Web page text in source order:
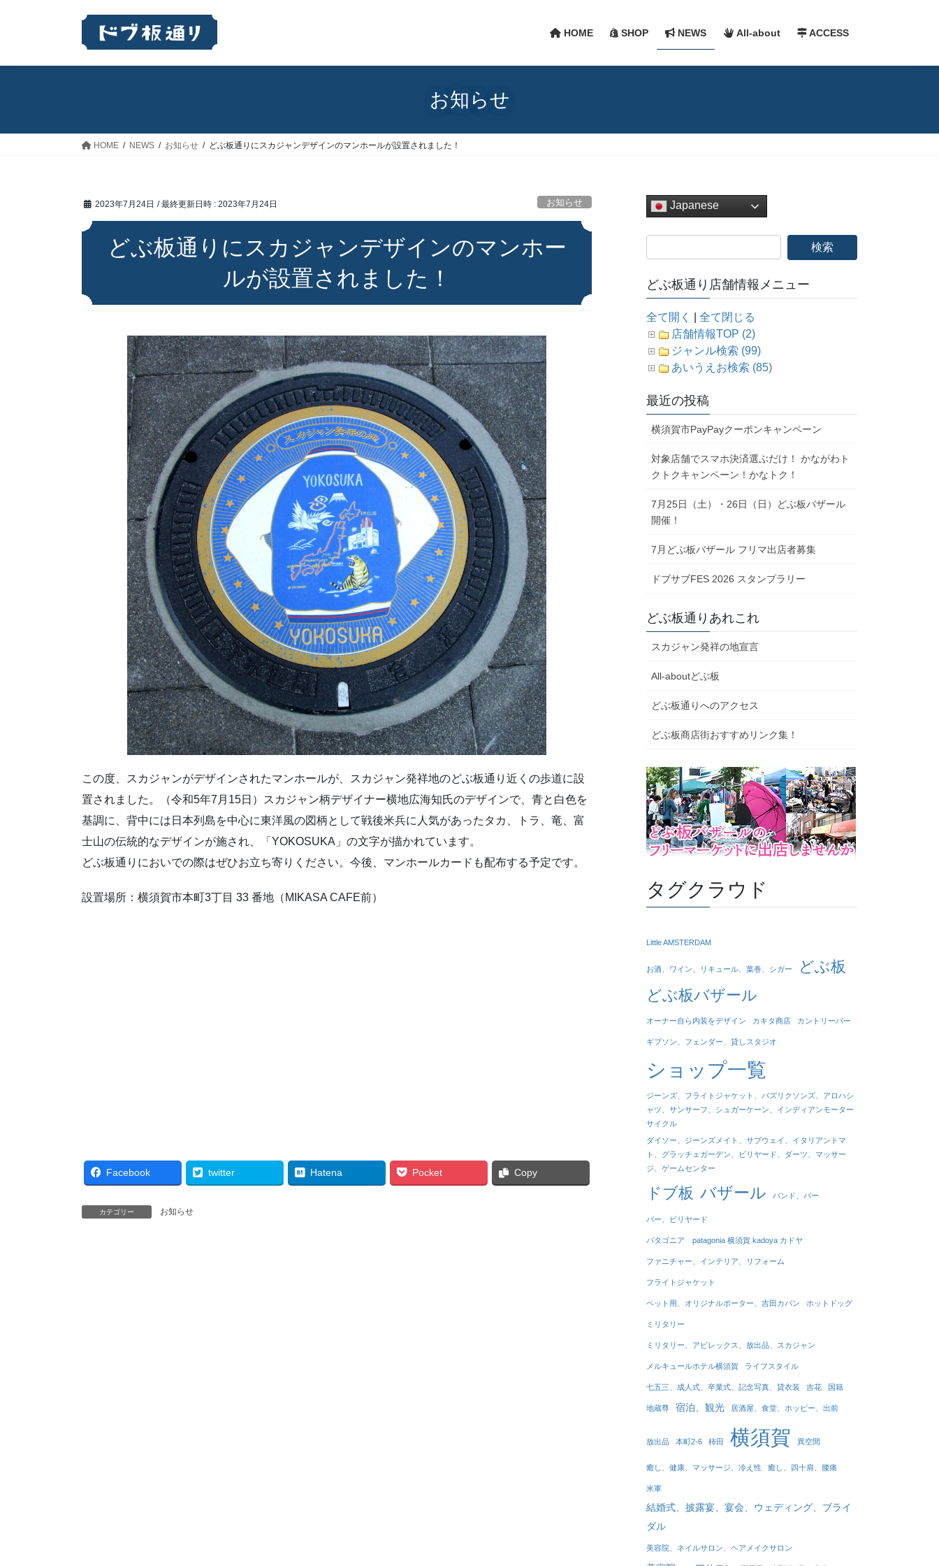
HOME SHOP NEWS All-about ACCESS
お知らせ
HOME NEWS お知らせ どぶ板通りにスカジャンデザインのマンホールが設置されました！
2023年7月24日 / 最終更新日時 : 2023年7月24日 お知らせ
どぶ板通りにスカジャンデザインのマンホー
ルが設置されました！
この度、スカジャンがデザインされたマンホールが、スカジャン発祥地のどぶ板通り近くの歩道に設
置されました。（令和5年7月15日）スカジャン柄デザイナー横地広海知氏のデザインで、青と白色を
基調に、背中には日本列島を中心に東洋風の図柄として戦後米兵に人気があったタカ、トラ、竜、富
士山の伝統的なデザインが施され、「YOKOSUKA」の文字が描かれています。
どぶ板通りにおいでの際はぜひお立ち寄りください。今後、マンホールカードも配布する予定です。
設置場所：横須賀市本町3丁目 33 番地（MIKASA CAFE前）
Facebook twitter Hatena Pocket Copy
カテゴリー お知らせ
Japanese
どぶ板通り店舗情報メニュー
全て開く |全て閉じる
店舗情報TOP (2)
ジャンル検索 (99)
あいうえお検索 (85)
最近の投稿
横須賀市PayPayクーポンキャンペーン
対象店舗でスマホ決済選ぶだけ！ かながわト
クトクキャンペーン！かなトク！
7月25日（土）・26日（日）どぶ板バザール
開催！
7月どぶ板バザール フリマ出店者募集
ドブサブFES 2026 スタンプラリー
どぶ板通りあれこれ
スカジャン発祥の地宣言
All-aboutどぶ板
どぶ板通りへのアクセス
どぶ板商店街おすすめリンク集！
タグクラウド
Little AMSTERDAM
お酒、ワイン、リキュール、葉巻、シガー
どぶ板
どぶ板バザール
オーナー自ら内装をデザイン カキタ商店 カントリーバー
ギブソン、フェンダー、貸しスタジオ
ショップ一覧
ジーンズ、フライトジャケット、パズリクソンズ、アロハシ
ャツ、サンサーフ、シュガーケーン、インディアンモーター
サイクル
ダイソー、ジーンズメイト、サブウェイ、イタリアントマ
ト、グラッチェガーデン、ビリヤード、ダーツ、マッサー
ジ、ゲームセンター
ドブ板 バザール バンド、バー
バー、ビリヤード
パタゴニア patagonia 横須賀 kadoya カドヤ
ファニチャー、インテリア、リフォーム
フライトジャケット
ペット用、オリジナルポーター、吉田カバン ホットドッグ
ミリタリー
ミリタリー、アビレックス、放出品、スカジャン
メルキュールホテル横須賀 ライフスタイル
七五三、成人式、卒業式、記念写真、貸衣装 吉花 国籍
地蔵尊 宿泊、観光 居酒屋、食堂、ホッピー、出前
放出品 本町2-6 柿田 横須賀 異空間
癒し、健康、マッサージ、冷え性 癒し、四十肩、腰痛
米軍
結婚式、披露宴、宴会、ウェディング、ブライ
ダル
美容院、ネイルサロン、ヘアメイクサロン